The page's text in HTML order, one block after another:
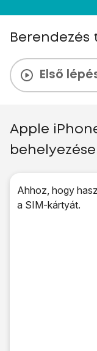
Berendezés
Első
Apple
behelyezése
Ahhoz, hogy
a SIM-kártyát.